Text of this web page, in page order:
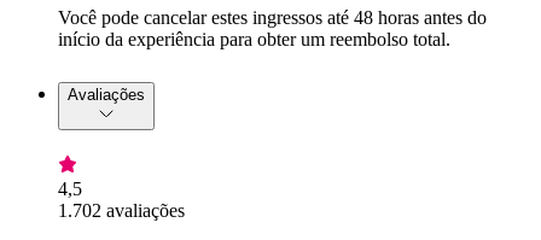
Você pode cancelar estes ingressos até 48 horas antes do
início da experiência para obter um reembolso total.
Avaliações
4,5
1.702 avaliações